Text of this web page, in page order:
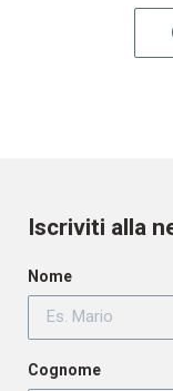
Iscriviti alla
Nome
Cognome